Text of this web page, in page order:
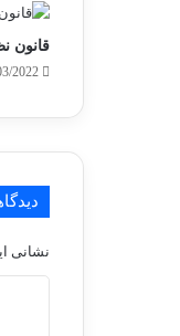
قانون
2022
نشانی